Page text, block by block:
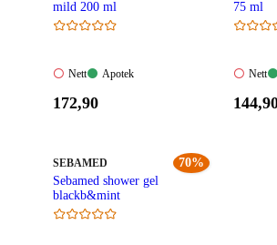
mild 200 ml
Nett:
tilgjengelig
Nett
Apotek:
Apotek
Pris:
172,90
75 ml
Nett:
Nett
Pris:
144
70%
MERKE:
SEBAMED
Sebamed shower gel
blackb&mint